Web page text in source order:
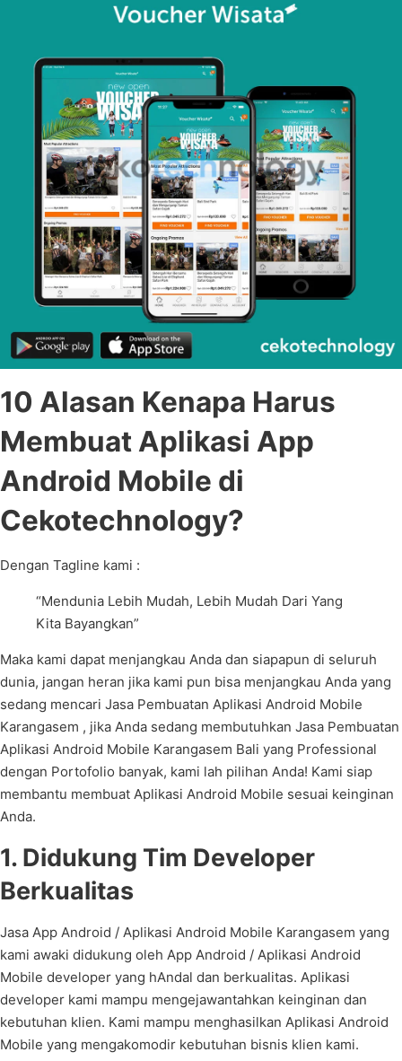
10 Alasan Kenapa Harus
Membuat Aplikasi App
Android Mobile di
Cekotechnology?
Dengan Tagline kami :
“Mendunia Lebih Mudah, Lebih Mudah Dari Yang
Kita Bayangkan”
Maka kami dapat menjangkau Anda dan siapapun di seluruh
dunia, jangan heran jika kami pun bisa menjangkau Anda yang
sedang mencari Jasa Pembuatan Aplikasi Android Mobile
Karangasem , jika Anda sedang membutuhkan Jasa Pembuatan
Aplikasi Android Mobile Karangasem Bali yang Professional
dengan Portofolio banyak, kami lah pilihan Anda! Kami siap
membantu membuat Aplikasi Android Mobile sesuai keinginan
Anda.
1. Didukung Tim Developer
Berkualitas
Jasa App Android / Aplikasi Android Mobile Karangasem yang
kami awaki didukung oleh App Android / Aplikasi Android
Mobile developer yang hAndal dan berkualitas. Aplikasi
developer kami mampu mengejawantahkan keinginan dan
kebutuhan klien. Kami mampu menghasilkan Aplikasi Android
Mobile yang mengakomodir kebutuhan bisnis klien kami.